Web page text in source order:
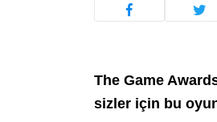
The Game
sizler için bu